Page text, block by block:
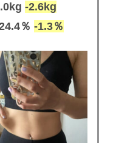
-2.6kg
％ -1.3％